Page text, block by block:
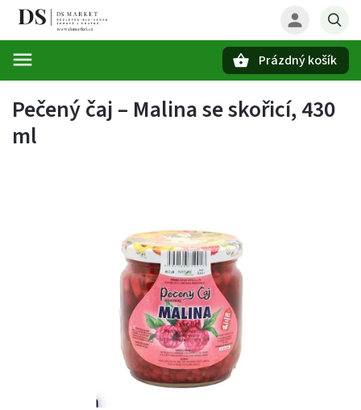
Prázdný košík
Pečený čaj – Malina se skořicí, 430
ml